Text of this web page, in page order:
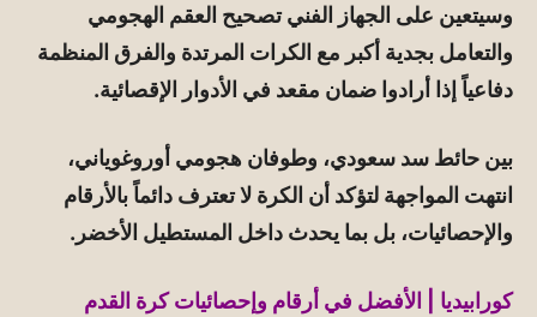
وسيتعين على الجهاز الفني تصحيح العقم الهجومي
والتعامل بجدية أكبر مع الكرات المرتدة والفرق المنظمة
دفاعياً إذا أرادوا ضمان مقعد في الأدوار الإقصائية.
بين حائط سد سعودي، وطوفان هجومي أوروغوياني،
انتهت المواجهة لتؤكد أن الكرة لا تعترف دائماً بالأرقام
والإحصائيات، بل بما يحدث داخل المستطيل الأخضر.
كورابيديا | الأفضل في أرقام وإحصائيات كرة القدم